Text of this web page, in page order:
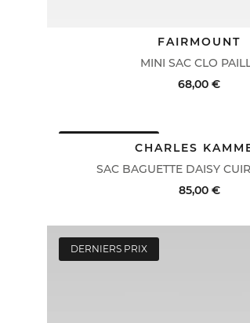
MINI SAC CLO
FAIRMOUNT
68,00 €
ACHAT RAPIDE VOIR
DERNIERS PRIX
SAC BAGUETTE DAISY
CHARLES
85,00 €
ACHAT RAPIDE
DERNIERS PRIX